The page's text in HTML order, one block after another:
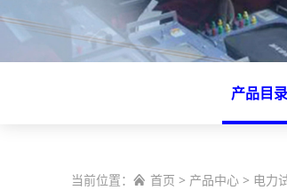
产品目录
当前位置：  首页 > 产品中心 > 电力